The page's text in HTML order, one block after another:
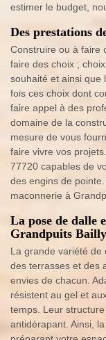
estimer le budget,
Des prestations
Construire ou à faire
faire des choix ;
souhaité et ainsi que
fois ces choix dont
faire appel à des
domaine de la
mesure de vous
faire vivre vos
77720 capables de
des engins de
maconnerie à
La pose de dalle
Grandpuits
La grande variété de
des terrasses et des
envies de chacun.
résistent au gel et
temps. Leur
antidérapant. Ainsi,